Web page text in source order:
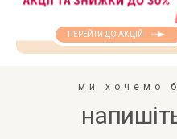
ПЕРЕЙТИ ДО АКЦІЙ
ми хочемо